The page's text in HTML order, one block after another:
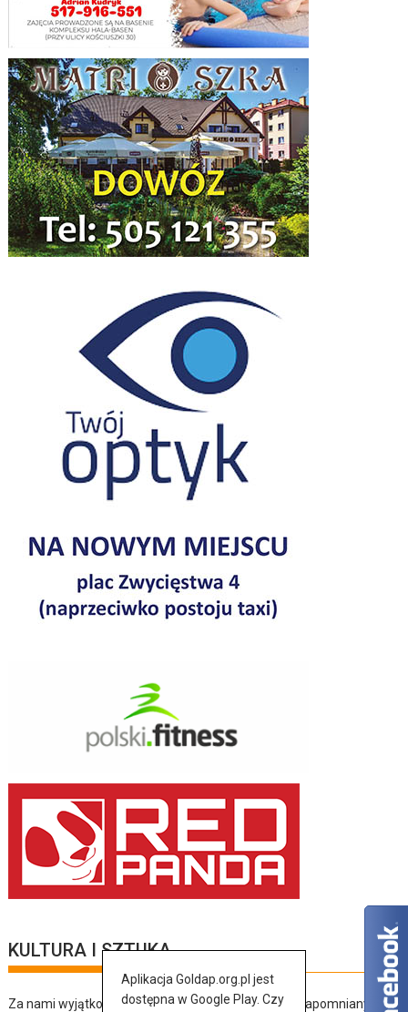
KULTURA I SZTUKA
Za nami wyjątkowy dzień pełen muzyki, tańca i niezapomnianych
Aplikacja Goldap.org.pl jest
dostępna w Google Play. Czy